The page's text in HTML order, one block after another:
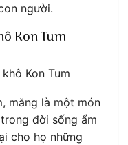
người.
Kon Tum
Kon Tum
măng là một món
đời sống ẩm
cho họ những